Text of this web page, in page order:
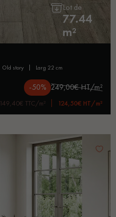
Lot de
77.44
m²
old story larg 22 cm
-50% 249,00€ HT/m²
149,40€ TTC/m² 124,50€ HT/m²